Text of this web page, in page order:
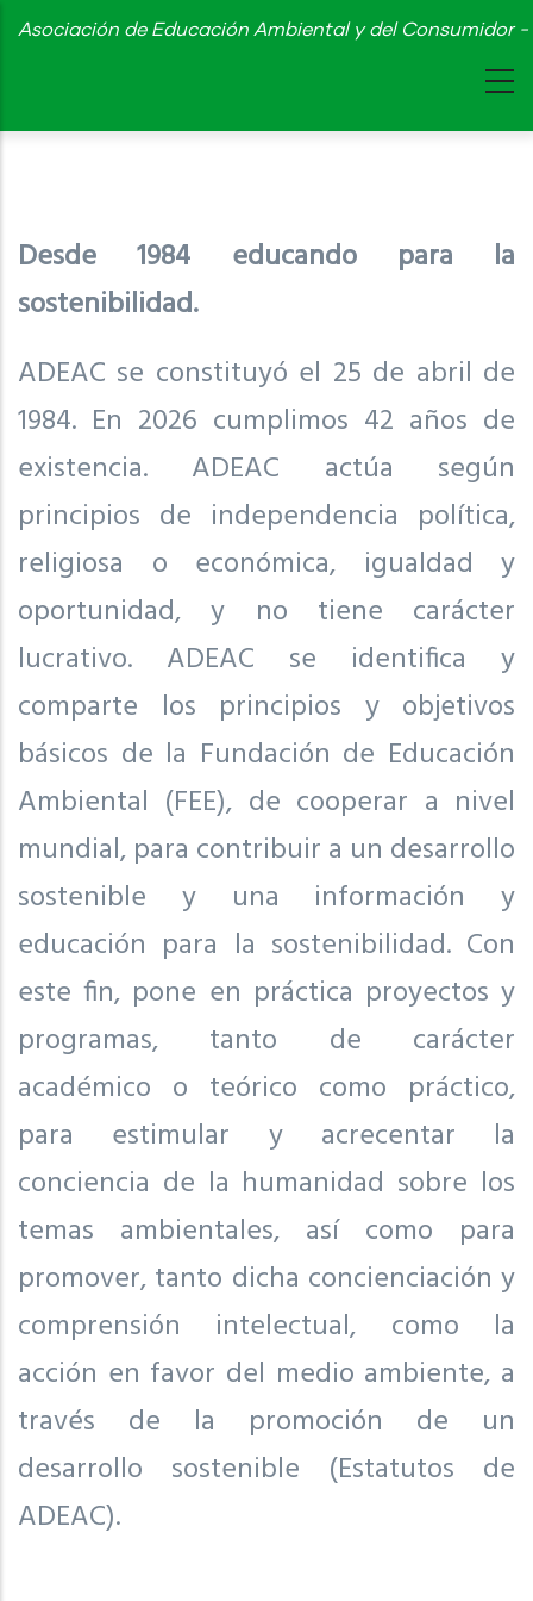
Skip
content
Asociación de Educación Ambiental y del Consumidor
Desde 1984 educando para la
sostenibilidad.
ADEAC se constituyó el 25 de abril de
1984. En 2026 cumplimos 42 años de
existencia. ADEAC actúa según
principios de independencia política,
religiosa o económica, igualdad y
oportunidad, y no tiene carácter
lucrativo. ADEAC se identifica y
comparte los principios y objetivos
básicos de la Fundación de Educación
Ambiental (FEE), de cooperar a nivel
mundial, para contribuir a un desarrollo
sostenible y una información y
educación para la sostenibilidad. Con
este fin, pone en práctica proyectos y
programas, tanto de carácter
académico o teórico como práctico,
para estimular y acrecentar la
conciencia de la humanidad sobre los
temas ambientales, así como para
promover, tanto dicha concienciación y
comprensión intelectual, como la
acción en favor del medio ambiente, a
través de la promoción de un
desarrollo sostenible (Estatutos de
ADEAC).